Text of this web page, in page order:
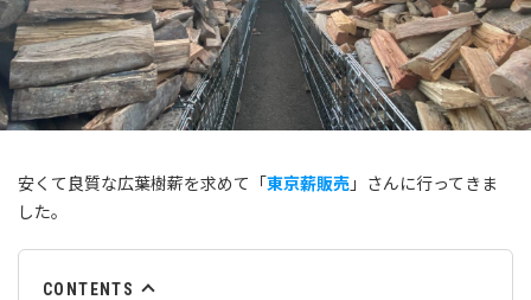
安くて良質な広葉樹薪を求めて「東京薪販売 」さんに行ってきま
した。
CONTENTS